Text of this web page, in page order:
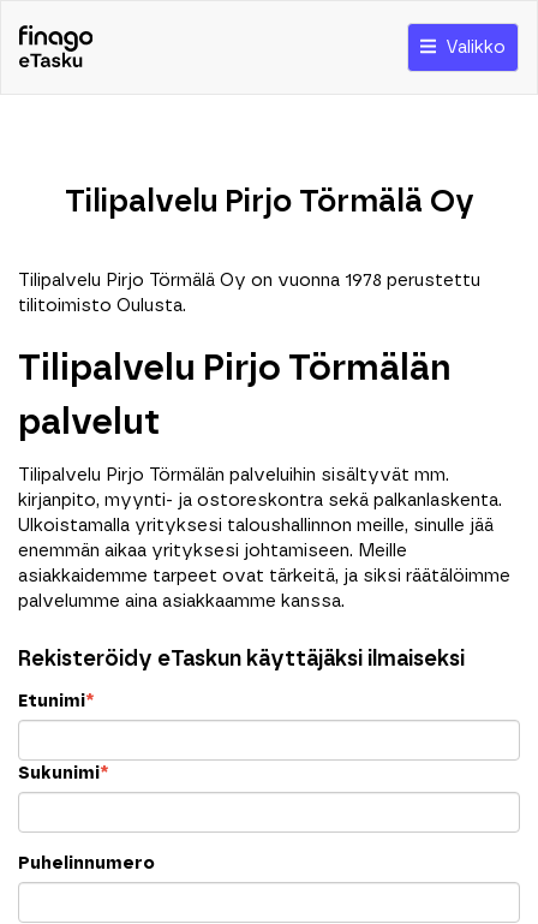
Valikko
Tilipalvelu Pirjo Törmälä Oy
Tilipalvelu Pirjo Törmälä Oy on vuonna 1978 perustettu
tilitoimisto Oulusta.
Tilipalvelu Pirjo Törmälän
palvelut
Tilipalvelu Pirjo Törmälän palveluihin sisältyvät mm.
kirjanpito, myynti- ja ostoreskontra sekä palkanlaskenta.
Ulkoistamalla yrityksesi taloushallinnon meille, sinulle jää
enemmän aikaa yrityksesi johtamiseen. Meille
asiakkaidemme tarpeet ovat tärkeitä, ja siksi räätälöimme
palvelumme aina asiakkaamme kanssa.
Rekisteröidy eTaskun käyttäjäksi ilmaiseksi
Etunimi*
Sukunimi*
Puhelinnumero